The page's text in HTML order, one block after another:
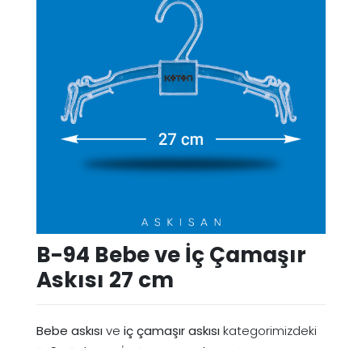
B-94 Bebe ve İç Çamaşır
Askısı 27 cm
Bebe askısıve iç çamaşır askısıkategorimizdeki